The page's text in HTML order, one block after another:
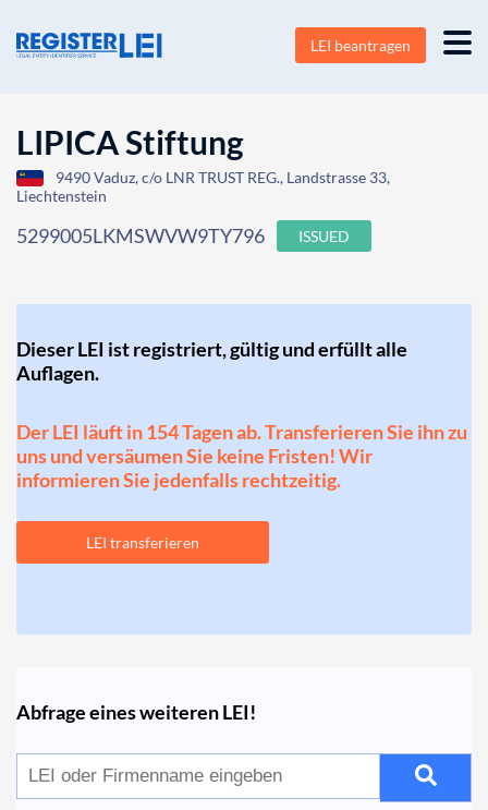
LEI beantragen
LIPICA Stiftung
9490 Vaduz, c/o LNR TRUST REG., Landstrasse 33,
Liechtenstein
5299005LKMSWVW9TY796 ISSUED
Dieser LEI ist registriert, gültig und erfüllt alle
Auflagen.
Der LEI läuft in 154 Tagen ab. Transferieren Sie ihn zu
uns und versäumen Sie keine Fristen! Wir
informieren Sie jedenfalls rechtzeitig.
LEI transferieren
Abfrage eines weiteren LEI!